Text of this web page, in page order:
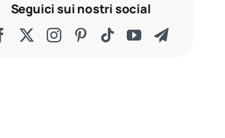
Seguici sui nostri social